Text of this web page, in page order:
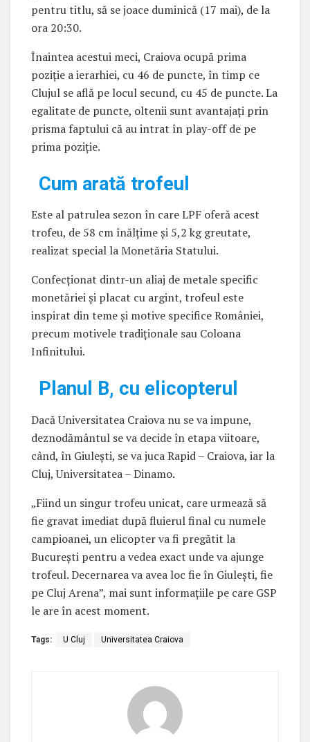
pentru titlu, să se joace duminică (17 mai), de la
ora 20:30.
Înaintea acestui meci, Craiova ocupă prima
poziție a ierarhiei, cu 46 de puncte, în timp ce
Clujul se află pe locul secund, cu 45 de puncte. La
egalitate de puncte, oltenii sunt avantajați prin
prisma faptului că au intrat în play-off de pe
prima poziție.
Cum arată trofeul
Este al patrulea sezon în care LPF oferă acest
trofeu, de 58 cm înălțime și 5,2 kg greutate,
realizat special la Monetăria Statului.
Confecționat dintr-un aliaj de metale specific
monetăriei și placat cu argint, trofeul este
inspirat din teme și motive specifice României,
precum motivele tradiționale sau Coloana
Infinitului.
Planul B, cu elicopterul
Dacă Universitatea Craiova nu se va impune,
deznodământul se va decide în etapa viitoare,
când, în Giulești, se va juca Rapid – Craiova, iar la
Cluj, Universitatea – Dinamo.
„Fiind un singur trofeu unicat, care urmează să
fie gravat imediat după fluierul final cu numele
campioanei, un elicopter va fi pregătit la
București pentru a vedea exact unde va ajunge
trofeul. Decernarea va avea loc fie în Giulești, fie
pe Cluj Arena”, mai sunt informațiile pe care GSP
le are în acest moment.
Tags: U Cluj Universitatea Craiova